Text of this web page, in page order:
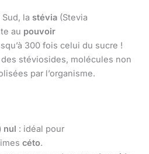
la stévia (Stevia
au pouvoir
300 fois celui du sucre !
stéviosides, molécules non
par l’organisme.
nul : idéal pour
céto.